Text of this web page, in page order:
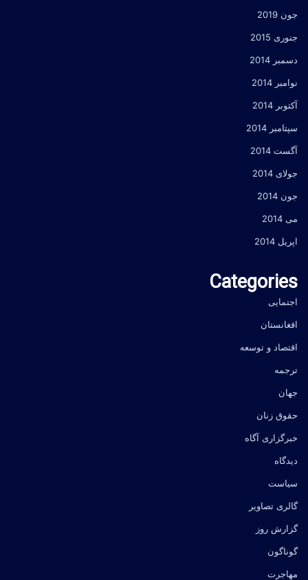
جون 2019
جنوری 2015
دسمبر 2014
نوامبر 2014
آکتوبر 2014
سپتامبر 2014
آگست 2014
جولای 2014
جون 2014
می 2014
اپریل 2014
Categories
اجتمایی
افغانستان
اقتصاد و توسعه
ترجمه
جهان
حقوق زنان
خبرگزاری آگاه
دیدگاه
سیاست
گالری تصاویر
گزارش روز
گوناگون
مهاجرت